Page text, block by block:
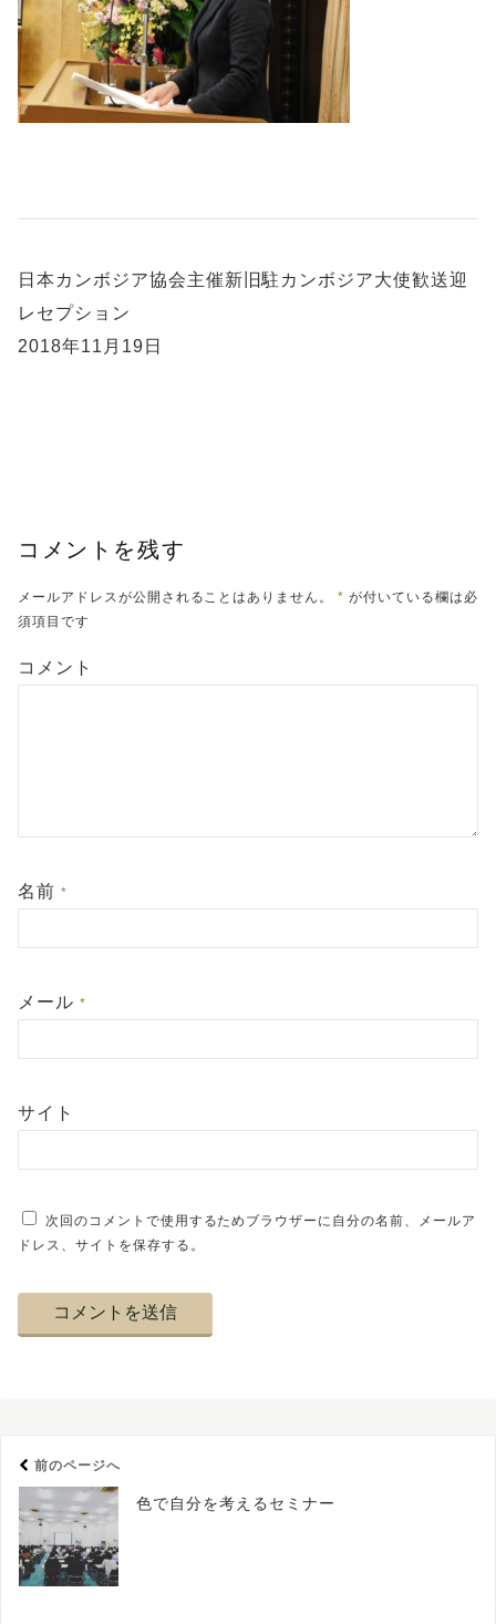
日本カンボジア協会主催新旧駐カンボジア大使歓送迎
レセプション
2018年11月19日
コメントを残す
メールアドレスが公開されることはありません。 * が付いている欄は必
須項目です
コメント
名前 *
メール *
サイト
次回のコメントで使用するためブラウザーに自分の名前、メールア
ドレス、サイトを保存する。
前のページへ
色で自分を考えるセミナー